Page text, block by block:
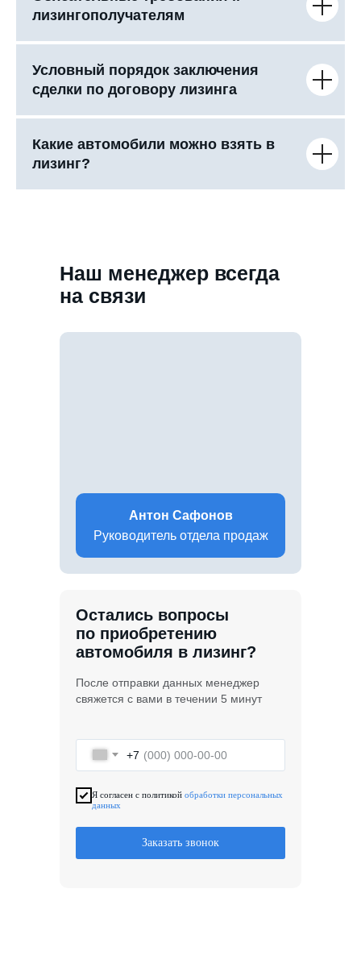
лизингополучателям
Условный порядок заключения
сделки по договору лизинга
Какие автомобили можно взять в
лизинг?
Наш менеджер всегда
на связи
+7
Я согласен с политикой обработки персональных
данных
Заказать звонок
Остались вопросы
по приобретению
автомобиля в лизинг?
После отправки данных менеджер
свяжется с вами в течении 5 минут
Антон Сафонов
Руководитель отдела продаж